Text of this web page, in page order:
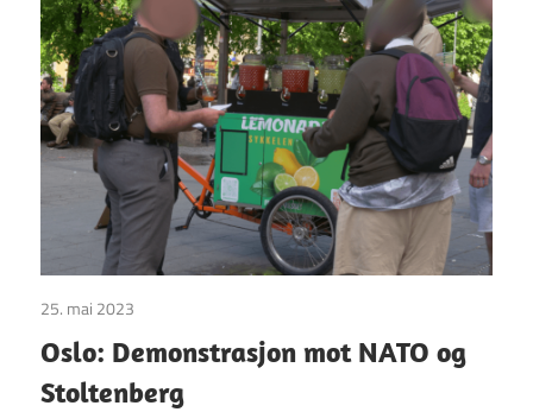
25. mai 2023
Oslo: Demonstrasjon mot NATO og
Stoltenberg